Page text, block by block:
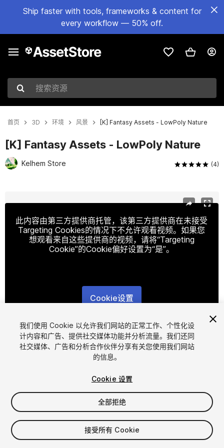
Ship faster with tools, frameworks & content for
every workflow — 50% off.
搜索资源
首页 3D 环境 风景 [K] Fantasy Assets - LowPoly Nature
[K] Fantasy Assets - LowPoly Nature
Kelhem Store (4)
此内容由第三方提供商托管，该第三方提供商在未接受
Targeting Cookies的情况下不允许观看视频。如果您
想观看来自这些提供商的视频，请将“Targeting
Cookie”的Cookie偏好设置为“是”。
Cookie设置
1/37
$6
增值税将在结算时计算
我们使用 Cookie 以允许我们网站的正常工作、个性化设
计内容和广告、提供社交媒体功能并分析流量。我们还同
社交媒体、广告和分析合作伙伴分享有关您使用我们网站
的信息。
Cookie 设置
全部拒绝
接受所有 Cookie